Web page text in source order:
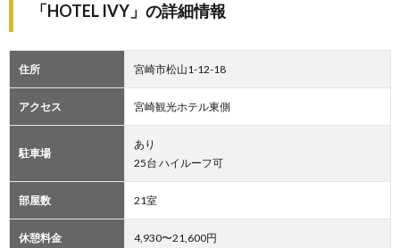
「HOTEL IVY」の詳細情報
住所 宮崎市松山1-12-18
アクセス 宮崎観光ホテル東側
駐車場
あり
25台 ハイルーフ可
部屋数 21室
休憩料金 4,930〜21,600円